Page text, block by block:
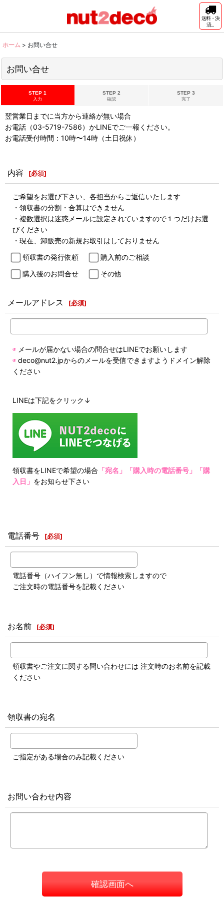
送料・決
済...
ホーム > お問い合せ
お問い合せ
STEP 1
入力
STEP 2
確認
STEP 3
完了
翌営業日までに当方から連絡が無い場合
お電話（03-5719-7586）かLINEでご一報ください。
お電話受付時間：10時〜14時（土日祝休）
内容 [必須]
ご希望をお選び下さい、各担当からご返信いたします
・領収書の分割・合算はできません
・複数選択は迷惑メールに設定されていますので１つだけお選
びください
・現在、卸販売の新規お取引はしておりません
領収書の発行依頼
購入前のご相談
購入後のお問合せ
その他
メールアドレス [必須]
◉ メールが届かない場合の問合せはLINEでお願いします
◉ deco@nut2.jpからのメールを受信できますようドメイン解除
ください
LINEは下記をクリック↓
領収書をLINEで希望の場合 「宛名」「購入時の電話番号」「購
入日」 をお知らせ下さい
電話番号 [必須]
電話番号（ハイフン無し）で情報検索しますので
ご注文時の電話番号を記載ください
お名前 [必須]
領収書やご注文に関する問い合わせには 注文時のお名前を記載
ください
領収書の宛名
ご指定がある場合のみ記載ください
お問い合わせ内容
確認画面へ